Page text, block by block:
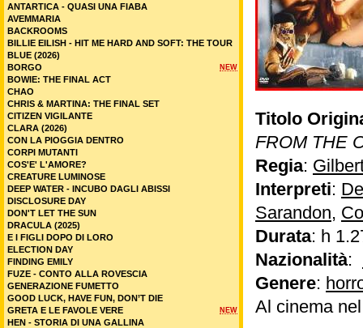
Titolo
FROM THE
Regia:
Interpreti:
Sarandon,
Durata: h
Nazionalità:
Genere:
Al cinema
ANTARTICA - QUASI UNA FIABA
AVEMMARIA
BACKROOMS
BILLIE EILISH - HIT ME HARD AND SOFT: THE TOUR
BLUE (2026)
NEW
BORGO
BOWIE: THE FINAL ACT
CHAO
CHRIS & MARTINA: THE FINAL SET
CITIZEN VIGILANTE
CLARA (2026)
CON LA PIOGGIA DENTRO
CORPI MUTANTI
COS'E' L'AMORE?
CREATURE LUMINOSE
DEEP WATER - INCUBO DAGLI ABISSI
DISCLOSURE DAY
DON'T LET THE SUN
DRACULA (2025)
E I FIGLI DOPO DI LORO
ELECTION DAY
FINDING EMILY
FUZE - CONTO ALLA ROVESCIA
GENERAZIONE FUMETTO
GOOD LUCK, HAVE FUN, DON’T DIE
NEW
GRETA E LE FAVOLE VERE
HEN - STORIA DI UNA GALLINA